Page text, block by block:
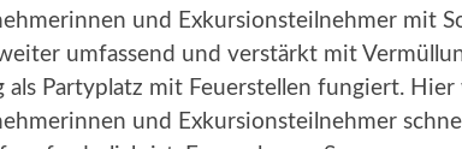
und Exkursionsteilnehmer mit
umfassend und verstärkt mit
als Partyplatz mit Feuerstellen fungiert. Hier
und Exkursionsteilnehmer